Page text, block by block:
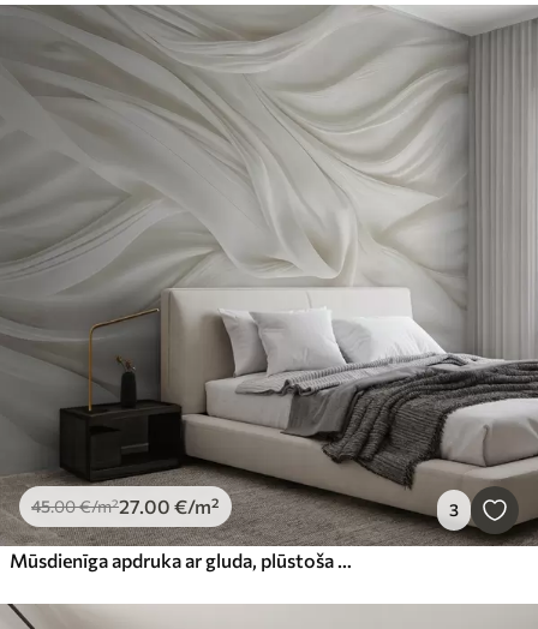
45.00€/m²27.00 €/m² 3
Mūsdienīga apdruka ar gluda, plūstoša balta auduma imitāciju ar maigām, plūstošām krokām un krokām